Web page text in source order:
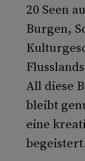
20 Seen
Burgen,
All diese
bleibt
eine